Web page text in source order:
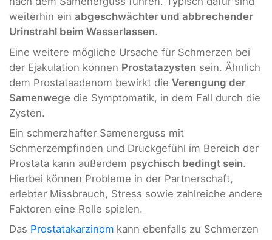
weiterhin ein abgeschwächter und abbrechender
Urinstrahl beim Wasserlassen.
Eine weitere mögliche Ursache für Schmerzen bei
der Ejakulation können Prostatazysten sein. Ähnlich
dem Prostataadenom bewirkt die Verengung der
Samenwege die Symptomatik, in dem Fall durch die
Zysten.
Ein schmerzhafter Samenerguss mit
Schmerzempfinden und Druckgefühl im Bereich der
Prostata kann außerdem psychisch bedingt sein.
Hierbei können Probleme in der Partnerschaft,
erlebter Missbrauch, Stress sowie zahlreiche andere
Faktoren eine Rolle spielen.
Das Prostatakarzinom kann ebenfalls zu Schmerzen